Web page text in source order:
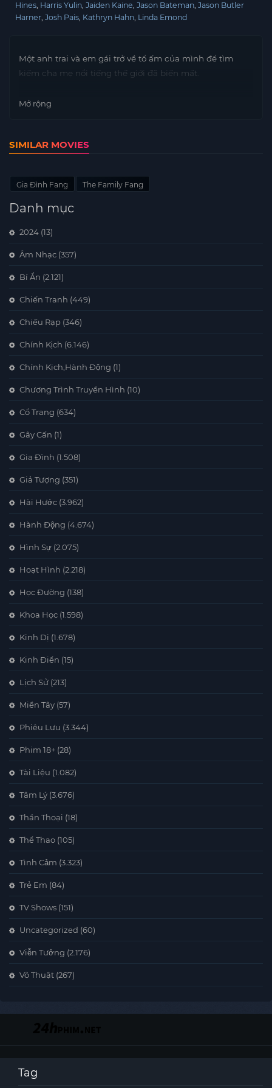
Hines Harris Yulin Jaiden Kaine Jason Bateman Jason Butler
Harner Josh Pais Kathryn Hahn Linda Emond
Một anh trai và em gái trở về tổ ấm của mình để tìm
kiếm cha mẹ nổi tiếng thế giới đã biến mất.
Mở rộng
SIMILAR MOVIES
Gia Đình Fang The Family Fang
Danh mục
2024 (13)
Âm Nhạc (357)
Bí Ẩn (2.121)
Chiến Tranh (449)
Chiếu Rạp (346)
Chính Kịch (6.146)
Chính Kịch,Hành Động (1)
Chương Trình Truyền Hình (10)
Cổ Trang (634)
Gây Cấn (1)
Gia Đình (1.508)
Giả Tượng (351)
Hài Hước (3.962)
Hành Động (4.674)
Hình Sự (2.075)
Hoạt Hình (2.218)
Học Đường (138)
Khoa Học (1.598)
Kinh Dị (1.678)
Kinh Điển (15)
Lịch Sử (213)
Miền Tây (57)
Phiêu Lưu (3.344)
Phim 18+ (28)
Tài Liệu (1.082)
Tâm Lý (3.676)
Thần Thoại (18)
Thể Thao (105)
Tình Cảm (3.323)
Trẻ Em (84)
TV Shows (151)
Uncategorized (60)
Viễn Tưởng (2.176)
Võ Thuật (267)
Tag